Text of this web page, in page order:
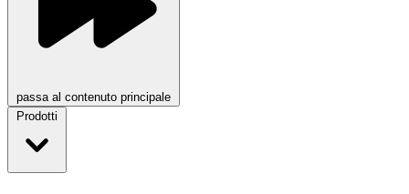
passa al contenuto principale
Prodotti